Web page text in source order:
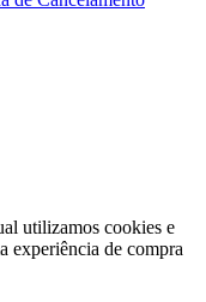
utilizamos cookies e
experiência de compra